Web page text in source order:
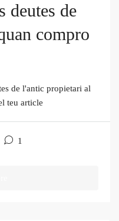
deutes de
compro
de l'antic propietari al
teu article
1